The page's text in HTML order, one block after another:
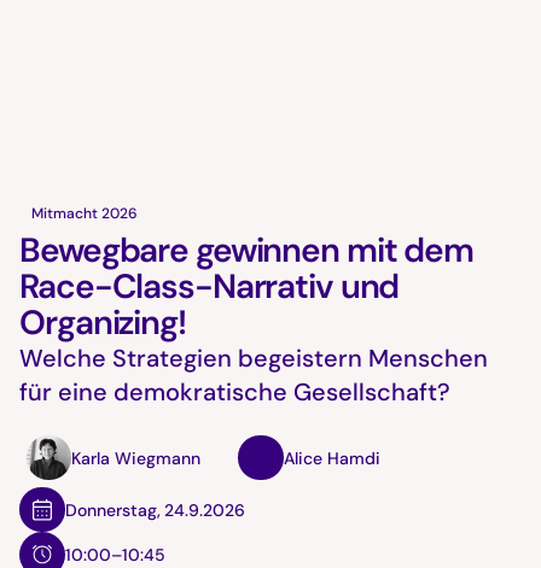
Mitmacht 2026
Bewegbare gewinnen mit dem
Race-Class-Narrativ und
Organizing!
Welche Strategien begeistern Menschen
für eine demokratische Gesellschaft?
Karla Wiegmann Alice Hamdi
Donnerstag,24.9.2026
10:00–10:45